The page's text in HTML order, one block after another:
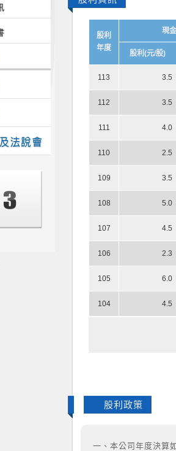
股利
年度
現
股利(元/股)
113 3.5
112 3.5
111 4.0
110 2.5
109 3.5
108 5.0
107 4.5
106 2.3
105 6.0
104 4.5
股利政策
一、本公司年度決算